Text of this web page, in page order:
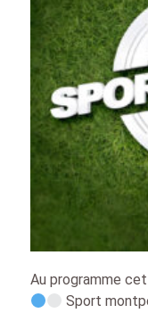
Au programme
Sport